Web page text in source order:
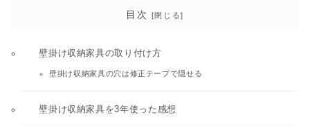
目次
壁掛け収納家具の取り付け方
壁掛け収納家具の穴は修正テープで隠せる
壁掛け収納家具を3年使った感想